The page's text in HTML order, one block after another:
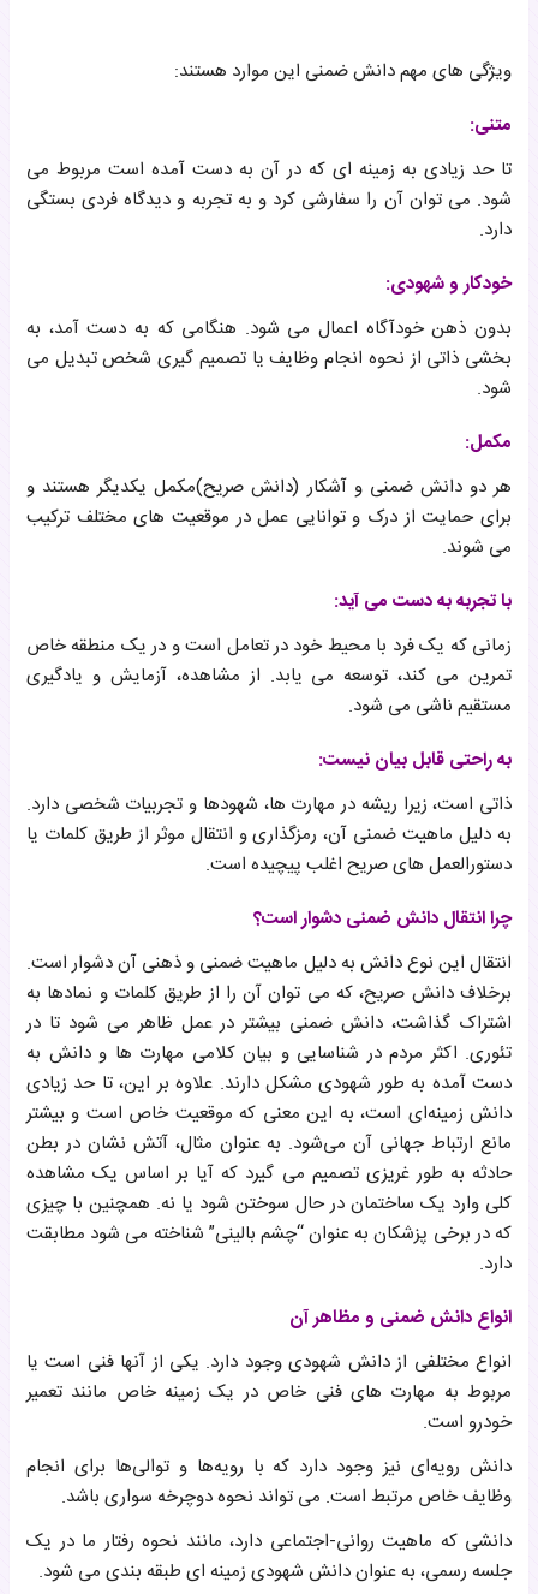
ویژگی های مهم دانش ضمنی این موارد هستند:
متنی:
تا حد زیادی به زمینه ای که در آن به دست آمده است مربوط می
شود. می توان آن را سفارشی کرد و به تجربه و دیدگاه فردی بستگی
دارد.
خودکار و شهودی:
بدون ذهن خودآگاه اعمال می شود. هنگامی که به دست آمد، به
بخشی ذاتی از نحوه انجام وظایف یا تصمیم گیری شخص تبدیل می
شود.
مکمل:
هر دو دانش ضمنی و آشکار (دانش صریح)مکمل یکدیگر هستند و
برای حمایت از درک و توانایی عمل در موقعیت های مختلف ترکیب
می شوند.
با تجربه به دست می آید:
زمانی که یک فرد با محیط خود در تعامل است و در یک منطقه خاص
تمرین می کند، توسعه می یابد. از مشاهده، آزمایش و یادگیری
مستقیم ناشی می شود.
به راحتی قابل بیان نیست:
ذاتی است، زیرا ریشه در مهارت ها، شهودها و تجربیات شخصی دارد.
به دلیل ماهیت ضمنی آن، رمزگذاری و انتقال موثر از طریق کلمات یا
دستورالعمل های صریح اغلب پیچیده است.
چرا انتقال دانش ضمنی دشوار است؟
انتقال این نوع دانش به دلیل ماهیت ضمنی و ذهنی آن دشوار است.
برخلاف دانش صریح، که می توان آن را از طریق کلمات و نمادها به
اشتراک گذاشت، دانش ضمنی بیشتر در عمل ظاهر می شود تا در
تئوری. اکثر مردم در شناسایی و بیان کلامی مهارت ها و دانش به
دست آمده به طور شهودی مشکل دارند. علاوه بر این، تا حد زیادی
دانش زمینه‌ای است، به این معنی که موقعیت خاص است و بیشتر
مانع ارتباط جهانی آن می‌شود. به عنوان مثال، آتش نشان در بطن
حادثه به طور غریزی تصمیم می گیرد که آیا بر اساس یک مشاهده
کلی وارد یک ساختمان در حال سوختن شود یا نه. همچنین با چیزی
که در برخی پزشکان به عنوان “چشم بالینی” شناخته می شود مطابقت
دارد.
انواع دانش ضمنی و مظاهر آن
انواع مختلفی از دانش شهودی وجود دارد. یکی از آنها فنی است یا
مربوط به مهارت های فنی خاص در یک زمینه خاص مانند تعمیر
خودرو است.
دانش رویه‌ای نیز وجود دارد که با رویه‌ها و توالی‌ها برای انجام
وظایف خاص مرتبط است. می تواند نحوه دوچرخه سواری باشد.
دانشی که ماهیت روانی-اجتماعی دارد، مانند نحوه رفتار ما در یک
جلسه رسمی، به عنوان دانش شهودی زمینه ای طبقه بندی می شود.